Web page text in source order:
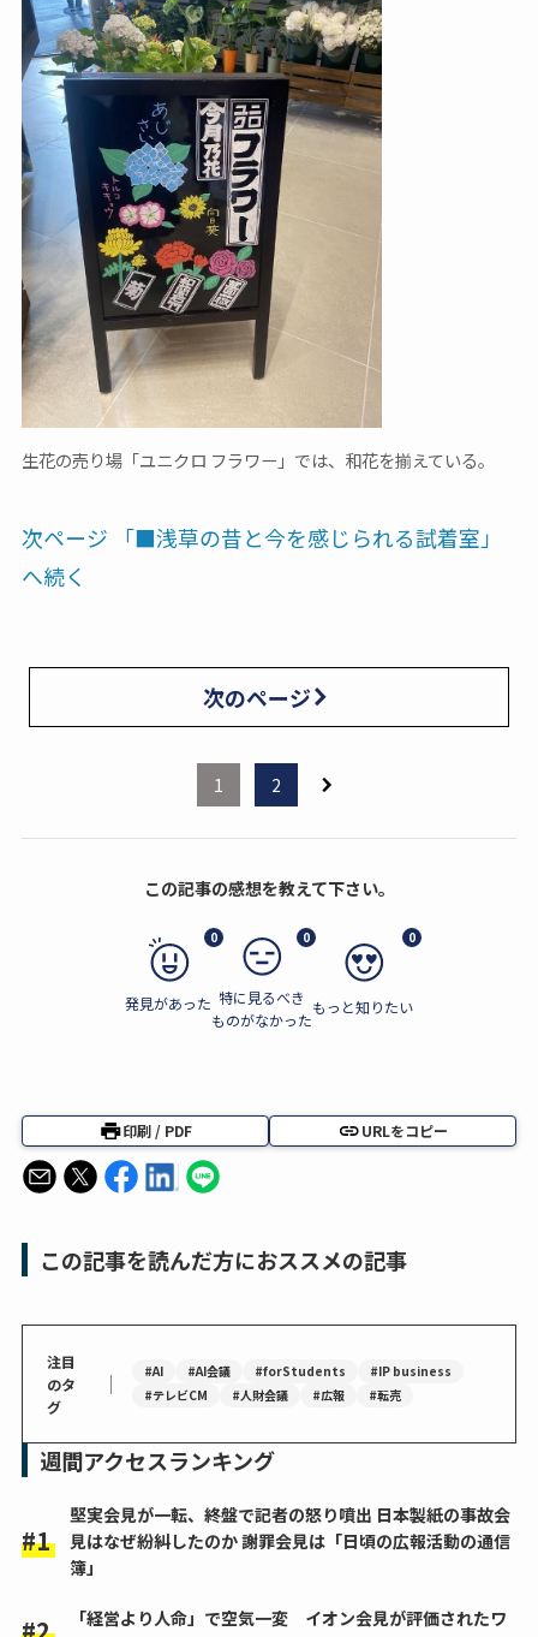
生花の売り場「ユニクロ フラワー」では、和花を揃えている。
次ページ 「■浅草の昔と今を感じられる試着室」
へ続く
次のページ
1 2
この記事の感想を教えて下さい。
0
発見があった
0
特に見るべき
ものがなかった
0
もっと知りたい
印刷 / PDF URLをコピー
この記事を読んだ方におススメの記事
注目
のタ
グ
｜ #AI #AI会議 #forStudents
#IP business
#テレビCM
#人財会議 #広報 #転売
週間アクセスランキング
堅実会見が一転、終盤で記者の怒り噴出 日本製紙の事故会
見はなぜ紛糾したのか 謝罪会見は「日頃の広報活動の通信
簿」
「経営より人命」で空気一変 イオン会見が評価されたワ